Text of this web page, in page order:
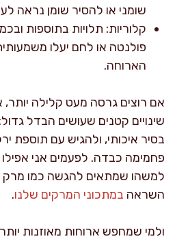
שומני או להסיר שומן נראה
קלוריות: תלויות בתוספות
פולנטה או לחם יעלו
הארוחה.
אם רוצים גרסה מעט קלילה יותר,
שינויים קטנים שעושים הבדל
בסיר איכותי, ולהגיש עם תוספת
פחמימה כבדה. לפעמים אני
למשהו שמתאים להגשה כמו מרק
השראה במתכוני המרקים שלנו.
ולמי שמחפש ארוחות מאוזנות